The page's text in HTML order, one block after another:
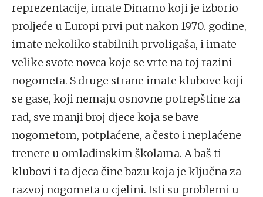
reprezentacije, imate Dinamo koji je izborio
proljeće u Europi prvi put nakon 1970. godine,
imate nekoliko stabilnih prvoligaša, i imate
velike svote novca koje se vrte na toj razini
nogometa. S druge strane imate klubove koji
se gase, koji nemaju osnovne potrepštine za
rad, sve manji broj djece koja se bave
nogometom, potplaćene, a često i neplaćene
trenere u omladinskim školama. A baš ti
klubovi i ta djeca čine bazu koja je ključna za
razvoj nogometa u cjelini. Isti su problemi u